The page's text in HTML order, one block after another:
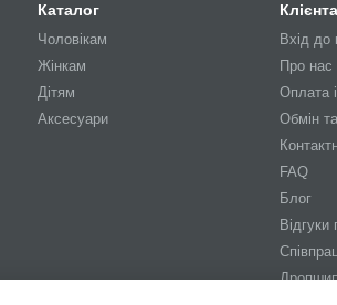
Каталог
Чоловікам
Жінкам
Дітям
Аксесуари
Вхід до
Про нас
Оплата
Обмін
FAQ
Блог
Відгуки